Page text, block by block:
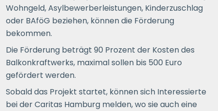
Wohngeld, Asylbewerberleistungen, Kinderzuschlag
oder BAföG beziehen, können die Förderung
bekommen.
Die Förderung beträgt 90 Prozent der Kosten des
Balkonkraftwerks, maximal sollen bis 500 Euro
gefördert werden.
Sobald das Projekt startet, können sich Interessierte
bei der Caritas Hamburg melden, wo sie auch eine